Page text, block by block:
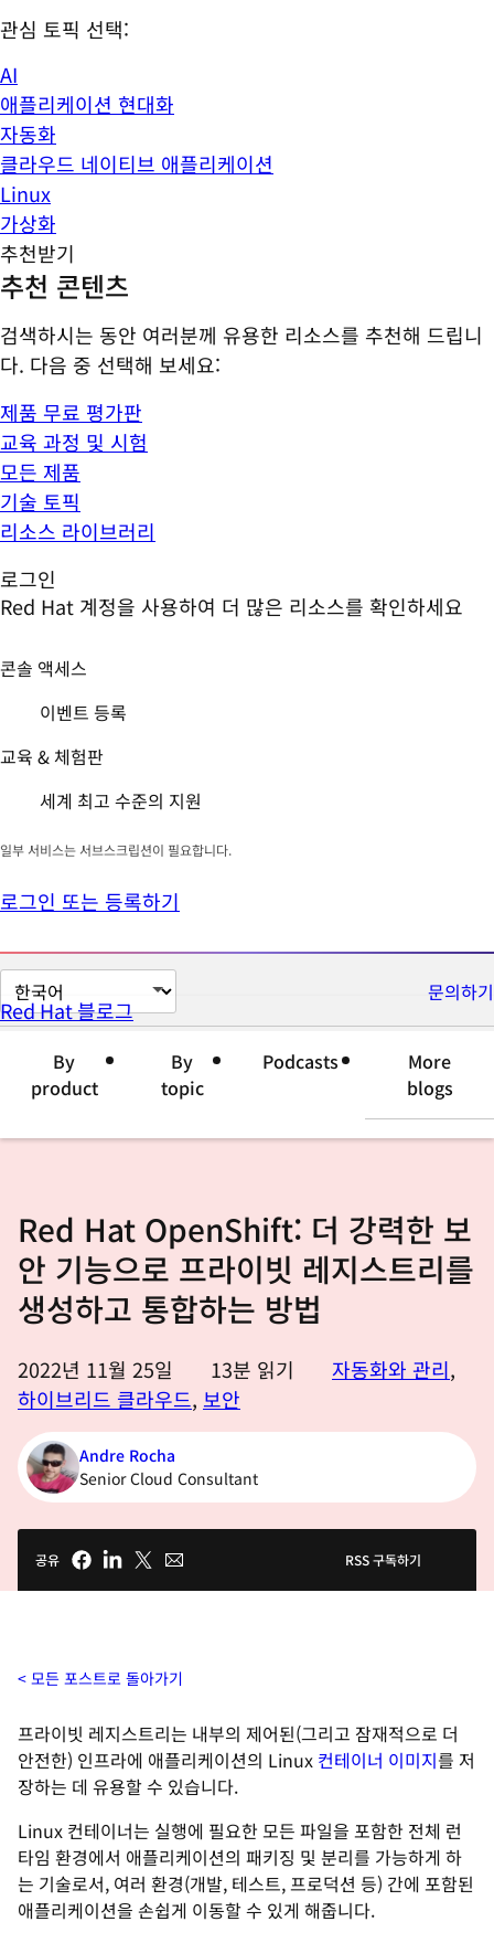
관심 토픽 선택:
AI
애플리케이션 현대화
자동화
클라우드 네이티브 애플리케이션
Linux
가상화
추천받기
추천 콘텐츠
검색하시는 동안 여러분께 유용한 리소스를 추천해 드립니
다. 다음 중 선택해 보세요:
제품 무료 평가판
교육 과정 및 시험
모든 제품
기술 토픽
리소스 라이브러리
로그인
Red Hat 계정을 사용하여 더 많은 리소스를 확인하세요
콘솔 액세스
이벤트 등록
교육 & 체험판
세계 최고 수준의 지원
일부 서비스는 서브스크립션이 필요합니다.
로그인 또는 등록하기
페
이
변
문의하기
Red Hat 블로그
By
product
By
topic
Podcasts
More
blogs
Red Hat OpenShift: 더 강력한 보
안 기능으로 프라이빗 레지스트리를
생성하고 통합하는 방법
2022년 11월 25일 13분 읽기 자동화와 관리,
하이브리드 클라우드, 보안
Andre Rocha
Senior Cloud Consultant
공유 RSS 구독하기
모든 포스트로 돌아가기
프라이빗 레지스트리는 내부의 제어된(그리고 잠재적으로 더
안전한) 인프라에 애플리케이션의 Linux 컨테이너 이미지를 저
장하는 데 유용할 수 있습니다.
Linux 컨테이너는 실행에 필요한 모든 파일을 포함한 전체 런
타임 환경에서 애플리케이션의 패키징 및 분리를 가능하게 하
는 기술로서, 여러 환경(개발, 테스트, 프로덕션 등) 간에 포함된
애플리케이션을 손쉽게 이동할 수 있게 해줍니다.